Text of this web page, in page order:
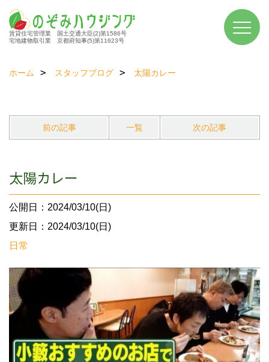
賃貸住宅管理業 国土交通大臣(2)第1586号
宅地建物取引業 京都府知事(5)第11623号
ホーム スタッフブログ 太陽カレー
前の記事 一覧 次の記事
太陽カレー
公開日：2024/03/10(日)
更新日：2024/03/10(日)
日常